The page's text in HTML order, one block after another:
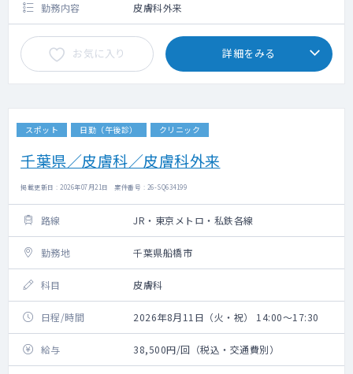
勤務内容 皮膚科外来
お気に入り 詳細をみる
スポット 日勤（午後診） クリニック
千葉県／皮膚科／皮膚科外来
掲載更新日 : 2026年07月21日 案件番号 : 26-SQ634199
路線 JR・東京メトロ・私鉄各線
勤務地 千葉県船橋市
科目 皮膚科
日程/時間 2026年8月11日（火・祝） 14:00～17:30
給与 38,500円/回（税込・交通費別）